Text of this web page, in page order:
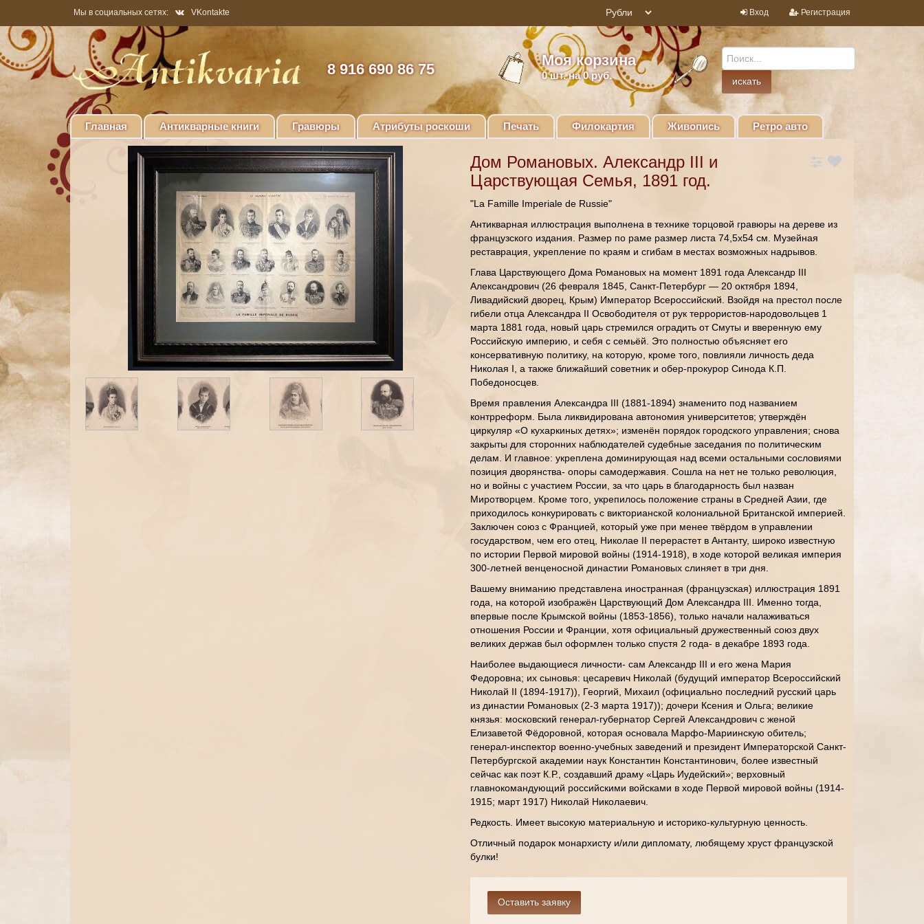
Мы в социальных сетях: VKontakte Вход Регистрация
8 916 690 86 75
Моя корзина
0шт. на 0 руб.
Главная Антикварные книги Гравюры Атрибуты роскоши Печать Филокартия Живопись Ретро авто
Дом Романовых. Александр III и
Царствующая Семья, 1891 год.
"La Famille Imperiale de Russie"
Антикварная иллюстрация выполнена в технике торцовой гравюры на дереве из
французского издания. Размер по раме размер листа 74,5х54 см. Музейная
реставрация, укрепление по краям и сгибам в местах возможных надрывов.
Глава Царствующего Дома Романовых на момент 1891 года Александр III
Александрович (26 февраля 1845, Санкт-Петербург — 20 октября 1894,
Ливадийский дворец, Крым) Император Всероссийский. Взойдя на престол после
гибели отца Александра II Освободителя от рук террористов-народовольцев 1
марта 1881 года, новый царь стремился оградить от Смуты и вверенную ему
Российскую империю, и себя с семьёй. Это полностью объясняет его
консервативную политику, на которую, кроме того, повлияли личность деда
Николая I, а также ближайший советник и обер-прокурор Синода К.П.
Победоносцев.
Время правления Александра III (1881-1894) знаменито под названием
контрреформ. Была ликвидирована автономия университетов; утверждён
циркуляр «О кухаркиных детях»; изменён порядок городского управления; снова
закрыты для сторонних наблюдателей судебные заседания по политическим
делам. И главное: укреплена доминирующая над всеми остальными сословиями
позиция дворянства- опоры самодержавия. Сошла на нет не только революция,
но и войны с участием России, за что царь в благодарность был назван
Миротворцем. Кроме того, укрепилось положение страны в Средней Азии, где
приходилось конкурировать с викторианской колониальной Британской империей.
Заключен союз с Францией, который уже при менее твёрдом в управлении
государством, чем его отец, Николае II перерастет в Антанту, широко известную
по истории Первой мировой войны (1914-1918), в ходе которой великая империя
300-летней венценосной династии Романовых слиняет в три дня.
Вашему вниманию представлена иностранная (французская) иллюстрация 1891
года, на которой изображён Царствующий Дом Александра III. Именно тогда,
впервые после Крымской войны (1853-1856), только начали налаживаться
отношения России и Франции, хотя официальный дружественный союз двух
великих держав был оформлен только спустя 2 года- в декабре 1893 года.
Наиболее выдающиеся личности- сам Александр III и его жена Мария
Федоровна; их сыновья: цесаревич Николай (будущий император Всероссийский
Николай II (1894-1917)), Георгий, Михаил (официально последний русский царь
из династии Романовых (2-3 марта 1917)); дочери Ксения и Ольга; великие
князья: московский генерал-губернатор Сергей Александрович с женой
Елизаветой Фёдоровной, которая основала Марфо-Мариинскую обитель;
генерал-инспектор военно-учебных заведений и президент Императорской Санкт-
Петербургской академии наук Константин Константинович, более известный
сейчас как поэт К.Р., создавший драму «Царь Иудейский»; верховный
главнокомандующий российскими войсками в ходе Первой мировой войны (1914-
1915; март 1917) Николай Николаевич.
Редкость. Имеет высокую материальную и историко-культурную ценность.
Отличный подарок монархисту и/или дипломату, любящему хруст французской
булки!